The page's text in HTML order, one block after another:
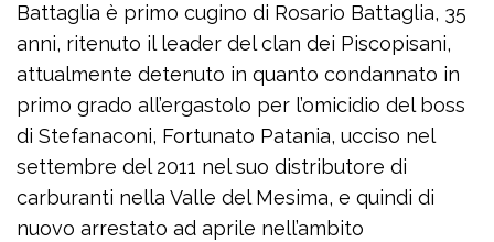
Battaglia è primo cugino di Rosario Battaglia, 35
anni, ritenuto il leader del clan dei Piscopisani,
attualmente detenuto in quanto condannato in
primo grado all’ergastolo per l’omicidio del boss
di Stefanaconi, Fortunato Patania, ucciso nel
settembre del 2011 nel suo distributore di
carburanti nella Valle del Mesima, e quindi di
nuovo arrestato ad aprile nell’ambito